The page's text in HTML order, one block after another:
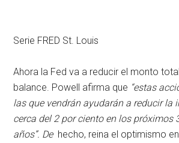
Serie FRED St. Louis
Ahora la Fed va a reducir el monto
balance. Powell afirma que “estas
las que vendrán ayudarán a reducir la
cerca del 2 por ciento en los próximos
años”. De hecho, reina el optimismo